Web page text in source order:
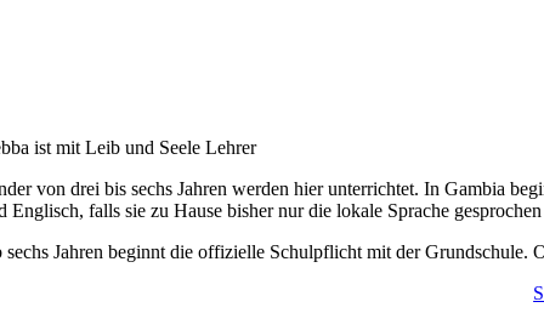
ist mit Leib und Seele Lehrer
von drei bis sechs Jahren werden hier unterrichtet. In Gambia
Englisch, falls sie zu Hause bisher nur die lokale Sprache
sechs Jahren beginnt die offizielle Schulpflicht mit der